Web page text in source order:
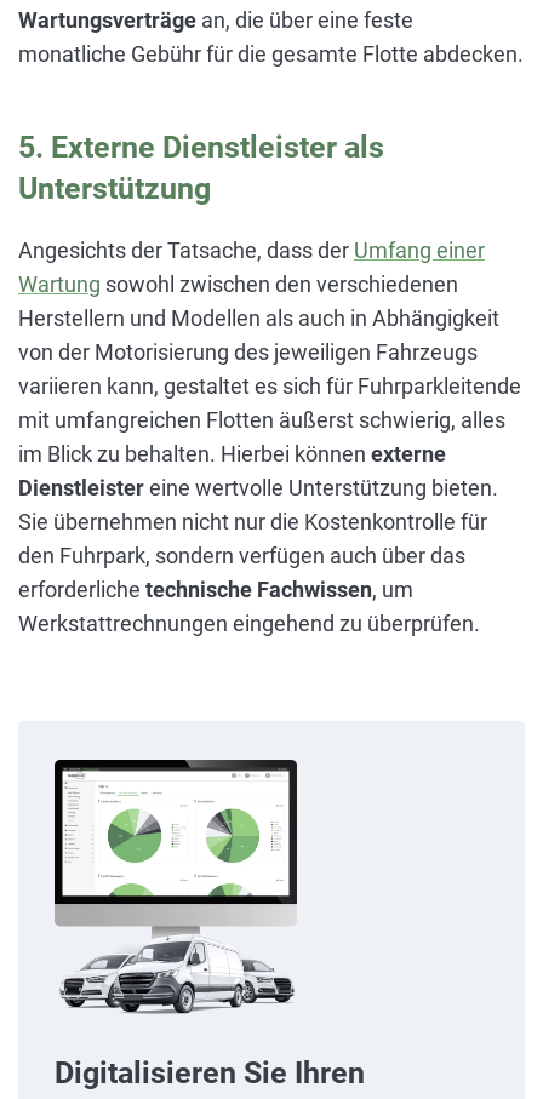
Wartungsverträge an, die über eine feste
monatliche Gebühr für die gesamte Flotte abdecken.
5. Externe Dienstleister als
Unterstützung
Angesichts der Tatsache, dass der Umfang einer
Wartung sowohl zwischen den verschiedenen
Herstellern und Modellen als auch in Abhängigkeit
von der Motorisierung des jeweiligen Fahrzeugs
variieren kann, gestaltet es sich für Fuhrparkleitende
mit umfangreichen Flotten äußerst schwierig, alles
im Blick zu behalten. Hierbei können externe
Dienstleistereine wertvolle Unterstützung bieten.
Sie übernehmen nicht nur die Kostenkontrolle für
den Fuhrpark, sondern verfügen auch über das
erforderliche technische Fachwissen, um
Werkstattrechnungen eingehend zu überprüfen.
Digitalisieren Sie Ihren